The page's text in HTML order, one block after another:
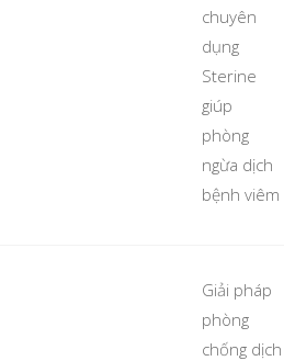
chuyên
dụng
Sterine
giúp
phòng
ngừa dịch
bệnh viêm
Giải pháp
phòng
chống dịch